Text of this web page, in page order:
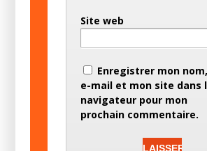
Site web
Enregistrer mon
e-mail et mon site dans
navigateur pour mon
prochain commentaire.